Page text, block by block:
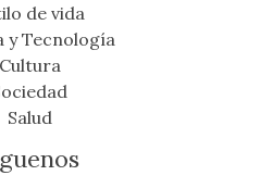
de vida
y Tecnología
Cultura
Salud